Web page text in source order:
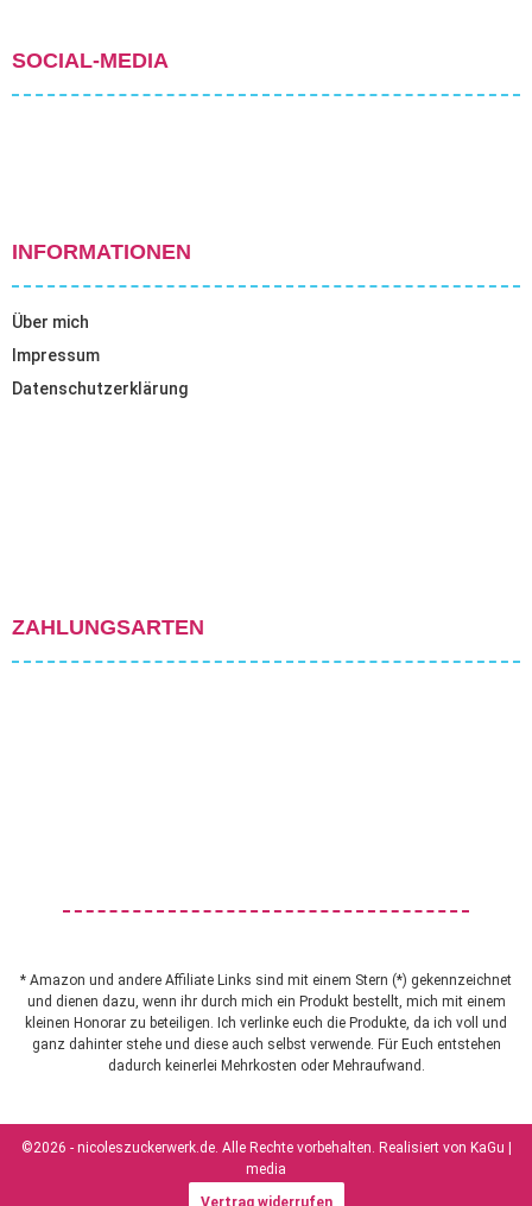
SOCIAL-MEDIA
INFORMATIONEN
Über mich
Impressum
Datenschutzerklärung
ZAHLUNGSARTEN
* Amazon und andere Affiliate Links sind mit einem Stern (*) gekennzeichnet
und dienen dazu, wenn ihr durch mich ein Produkt bestellt, mich mit einem
kleinen Honorar zu beteiligen. Ich verlinke euch die Produkte, da ich voll und
ganz dahinter stehe und diese auch selbst verwende. Für Euch entstehen
dadurch keinerlei Mehrkosten oder Mehraufwand.
©2026 - nicoleszuckerwerk.de. Alle Rechte vorbehalten. Realisiert von KaGu |
media
Vertrag widerrufen